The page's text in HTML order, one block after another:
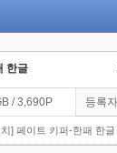
한글
/ 3,690P 등록자
] 페이트 키퍼-한패 한글